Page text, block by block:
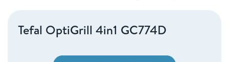
Tefal OptiGrill 4in1 GC774D